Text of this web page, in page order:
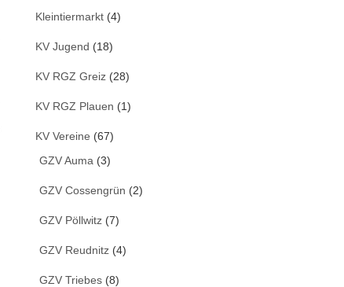
Kleintiermarkt (4)
KV Jugend (18)
KV RGZ Greiz (28)
KV RGZ Plauen (1)
KV Vereine (67)
GZV Auma (3)
GZV Cossengrün (2)
GZV Pöllwitz (7)
GZV Reudnitz (4)
GZV Triebes (8)